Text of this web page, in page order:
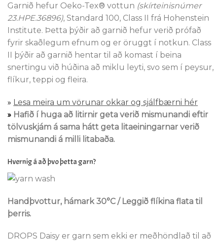
Garnið hefur Oeko-Tex® vottun (skírteinisnúmer
23.HPE.36896), Standard 100, Class II frá Hohenstein
Institute. Þetta þýðir að garnið hefur verið prófað
fyrir skaðlegum efnum og er öruggt í notkun. Class
II þýðir að garnið hentar til að komast í beina
snertingu við húðina að miklu leyti, svo sem í peysur,
flíkur, teppi og fleira.
» Lesa meira um vörunar okkar og sjálfbærni hér
» Hafið í huga að litirnir geta verið mismunandi eftir
tölvuskjám á sama hátt geta litaeiningarnar verið
mismunandi á milli litabaða.
Hvernig á að þvo þetta garn?
Handþvottur, hámark 30°C / Leggið flíkina flata til
þerris.
DROPS Daisy er garn sem ekki er meðhöndlað til að